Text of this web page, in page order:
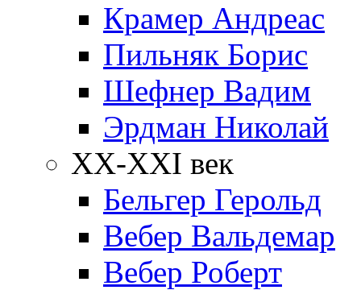
Крамер Андреас
Пильняк Борис
Шефнер Вадим
Эрдман Николай
ХХ-XXI век
Бельгер Герольд
Вебер Вальдемар
Вебер Роберт